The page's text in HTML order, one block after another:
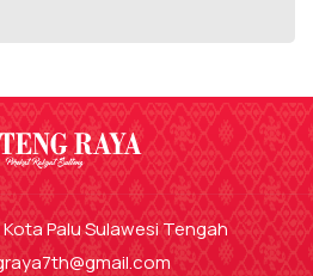
Kota Palu Sulawesi Tengah